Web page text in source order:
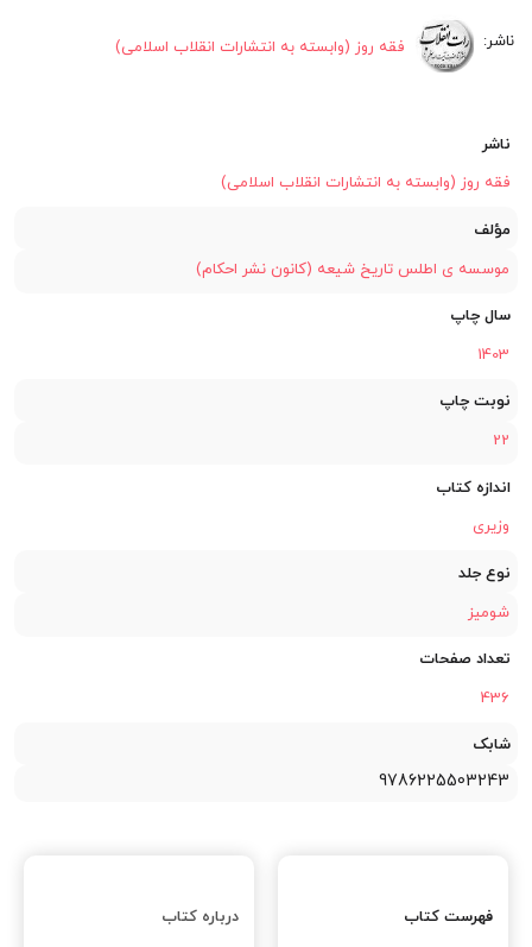
فقه روز (وابسته به انتشارات انقلاب اسلامی)
ناشر
فقه روز (وابسته به انتشارات انقلاب اسلامی)
مؤلف
موسسه ی اطلس تاریخ شیعه (کانون نشر احکام)
سال چاپ
1403
نوبت چاپ
22
اندازه کتاب
وزیری
نوع جلد
شومیز
تعداد صفحات
436
شابک
9786225503243
فهرست کتاب درباره کتاب